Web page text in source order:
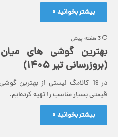
بیشتر بخوانید »
3 هفته پیش
(بروزرسانی تیر ۱۴۰۵)
در 19 کالامگ لیستی از بهترین
قیمتی بسیار مناسب را تهیه کرده‌ایم.
بیشتر بخوانید »